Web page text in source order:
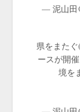
— 泥山田
県をまた
ースが開
境を